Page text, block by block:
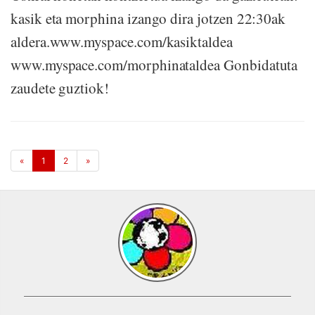
kasik eta morphina izango dira jotzen 22:30ak
aldera.www.myspace.com/kasiktaldea
www.myspace.com/morphinataldea Gonbidatuta
zaudete guztiok!
« 1 2 »